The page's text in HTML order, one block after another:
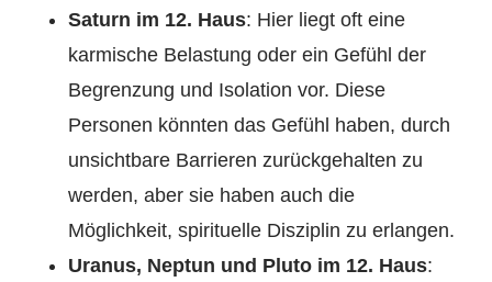
Saturn im 12. Haus: Hier liegt oft eine
karmische Belastung oder ein Gefühl der
Begrenzung und Isolation vor. Diese
Personen könnten das Gefühl haben, durch
unsichtbare Barrieren zurückgehalten zu
werden, aber sie haben auch die
Möglichkeit, spirituelle Disziplin zu erlangen.
Uranus, Neptun und Pluto im 12. Haus: